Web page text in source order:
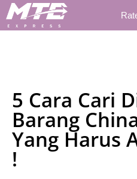
5 Cara Cari
Barang
Yang Harus
!